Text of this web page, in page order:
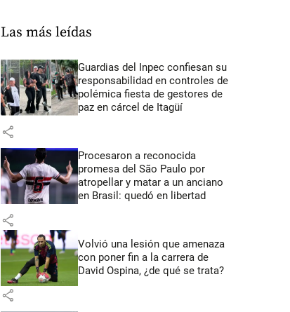
Las más leídas
Guardias del Inpec confiesan su
responsabilidad en controles de
polémica fiesta de gestores de
paz en cárcel de Itagüí
share
Procesaron a reconocida
promesa del São Paulo por
atropellar y matar a un anciano
en Brasil: quedó en libertad
share
Volvió una lesión que amenaza
con poner fin a la carrera de
David Ospina, ¿de qué se trata?
share